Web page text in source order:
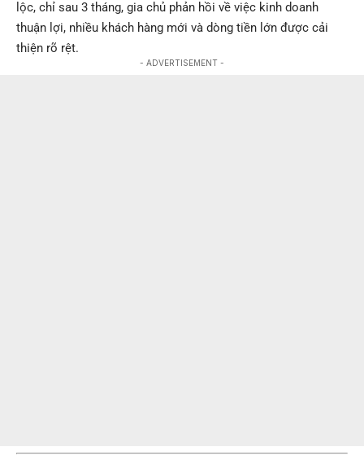
lộc, chỉ sau 3 tháng, gia chủ phản hồi về việc kinh doanh
thuận lợi, nhiều khách hàng mới và dòng tiền lớn được cải
thiện rõ rệt.
- ADVERTISEMENT -